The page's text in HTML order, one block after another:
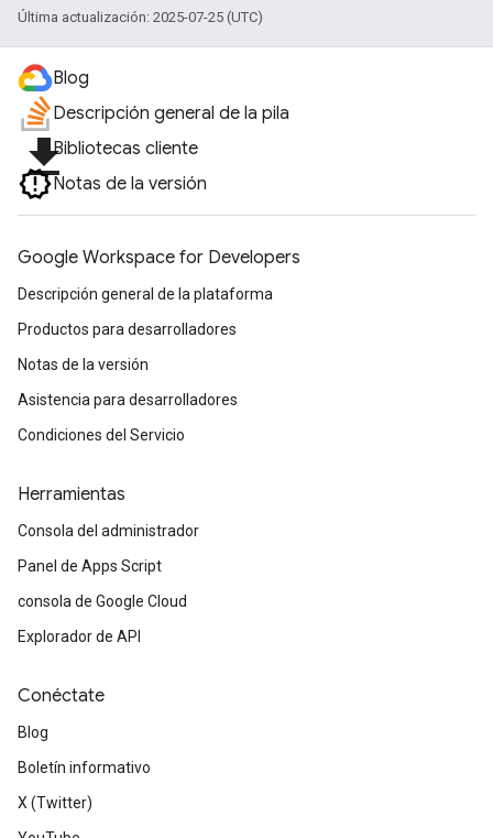
Última actualización: 2025-07-25 (UTC)
Blog
Descripción general de la pila
file_downloadBibliotecas cliente
Notas de la versión
Google Workspace for Developers
Descripción general de la plataforma
Productos para desarrolladores
Notas de la versión
Asistencia para desarrolladores
Condiciones del Servicio
Herramientas
Consola del administrador
Panel de Apps Script
consola de Google Cloud
Explorador de API
Conéctate
Blog
Boletín informativo
X (Twitter)